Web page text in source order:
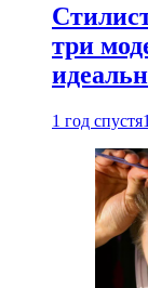
три
1 год спустя